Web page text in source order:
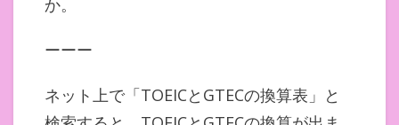
か。
ーーー
ネット上で「TOEICとGTECの換算表」と